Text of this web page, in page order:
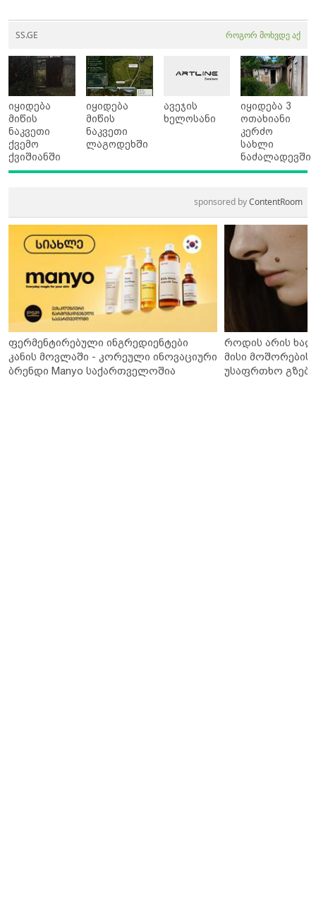
SS.GE როგორ მოხვდე აქ
იყიდება
მიწის
ნაკვეთი
ქვემო
ქვიშიანში
იყიდება
მიწის
ნაკვეთი
ლაგოდეხში
ავეჯის
ხელოსანი
იყიდება 3
ოთახიანი
კერძო
სახლი
ნაძალადევში
sponsored byContentRoom
ფერმენტირებული ინგრედიენტები
კანის მოვლაში - კორეული ინოვაციური
ბრენდი Manyo საქართველოშია
როდის არის
მისი მოშორების
უსაფრთხო გზები